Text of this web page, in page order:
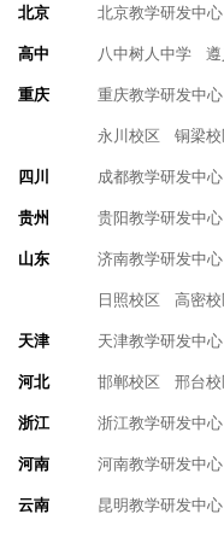
北京 北京教学研发中心
高中 八中树人中学
重庆 重庆教学研发中心
永川校区 铜梁校
四川 成都教学研发中心
贵州 贵阳教学研发中心
山东 济南教学研发中心
日照校区 高密校
天津 天津教学研发中心
河北 邯郸校区 邢台校
浙江 浙江教学研发中心
河南 河南教学研发中心
云南 昆明教学研发中心